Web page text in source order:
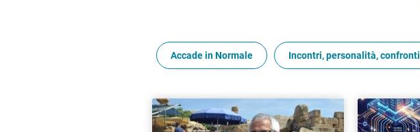
Accade in Normale Incontri, personalità, confronti